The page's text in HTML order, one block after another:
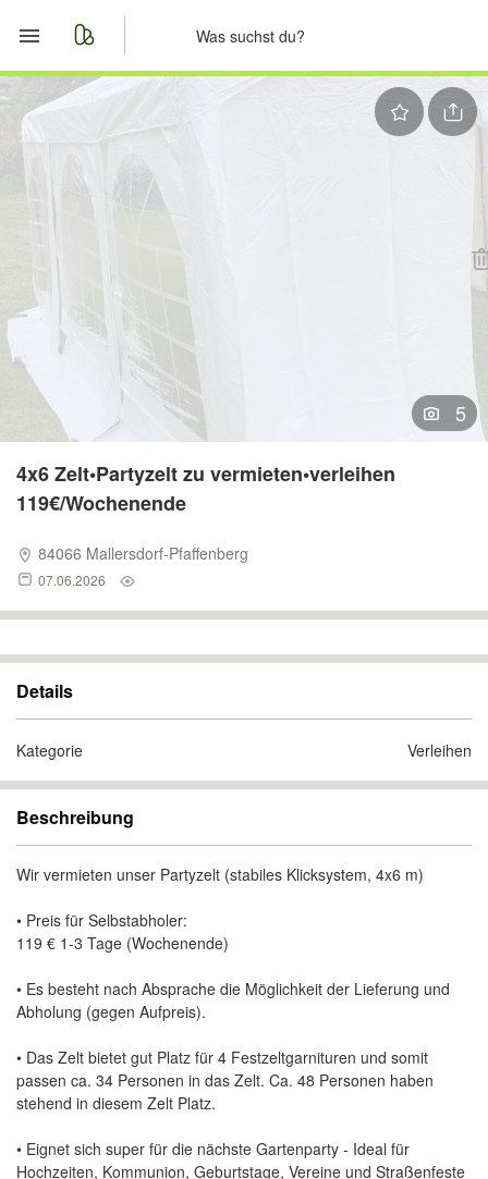
Start
Nachrichten
5
4x6 Zelt•Partyzelt zu vermieten•verleihen
119€/Wochenende
84066 Mallersdorf-Pfaffenberg
07.06.2026
Details
Kategorie Verleihen
Beschreibung
Wir vermieten unser Partyzelt (stabiles Klicksystem, 4x6 m)
• Preis für Selbstabholer:
119 € 1-3 Tage (Wochenende)
• Es besteht nach Absprache die Möglichkeit der Lieferung und
Abholung (gegen Aufpreis).
• Das Zelt bietet gut Platz für 4 Festzeltgarnituren und somit
passen ca. 34 Personen in das Zelt. Ca. 48 Personen haben
stehend in diesem Zelt Platz.
• Eignet sich super für die nächste Gartenparty - Ideal für
Hochzeiten, Kommunion, Geburtstage, Vereine und Straßenfeste